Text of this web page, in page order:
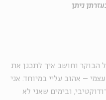
ניתן
הבוקר וחושב איך לתכנן את
– אהוב עליי במיוחד. אני
ובימים שאני לא